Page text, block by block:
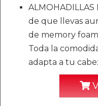
de que llevas
de memory
Toda la
adapta a tu